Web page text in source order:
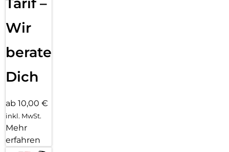
Wir
beraten
Dich
ab 10,00 €
inkl. MwSt.
Mehr
erfahren